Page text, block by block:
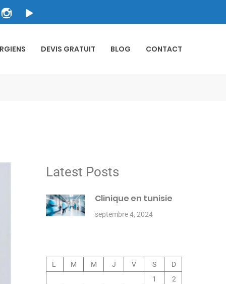
DEVIS GRATUIT BLOG CONTACT
Latest Posts
Clinique en tunisie
septembre 4, 2024
L M M J V S
D
1
2